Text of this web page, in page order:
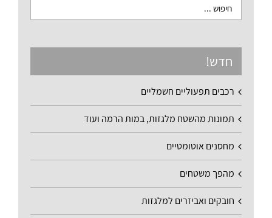
חדש!
רכבים תפעוליים חשמליים
תמונות מהשטח מלגזות, במות הרמה ועוד
מחסנים אוטומטיים
מהפך משטחים
חובקים ואביזרים למלגזות